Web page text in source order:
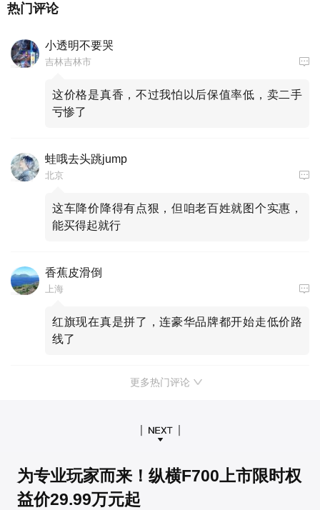
热门评论
小透明不要哭
吉林吉林市
这价格是真香，不过我怕以后保值率低，卖二手
亏惨了
蛙哦去头跳jump
北京
这车降价降得有点狠，但咱老百姓就图个实惠，
能买得起就行
香蕉皮滑倒
上海
红旗现在真是拼了，连豪华品牌都开始走低价路
线了
更多热门评论
为专业玩家而来！纵横F700上市限时权
益价29.99万元起